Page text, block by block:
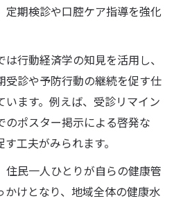
定期検診や口腔ケア指導を強化
行動経済学の知見を活用し、
受診や予防行動の継続を促す仕
ます。例えば、受診リマイン
のポスター掲示による啓発な
工夫がみられます。
住民一人ひとりが自らの健康管
けとなり、地域全体の健康水